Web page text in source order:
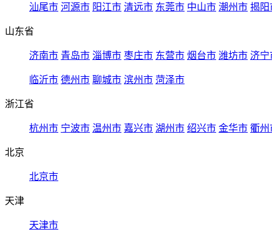
汕尾市 河源市 阳江市 清远市 东莞市 中山市 潮州市 揭阳
山东省
济南市 青岛市 淄博市 枣庄市 东营市 烟台市 潍坊市 济宁
临沂市 德州市 聊城市 滨州市 菏泽市
浙江省
杭州市 宁波市 温州市 嘉兴市 湖州市 绍兴市 金华市 衢州
北京
北京市
天津
天津市